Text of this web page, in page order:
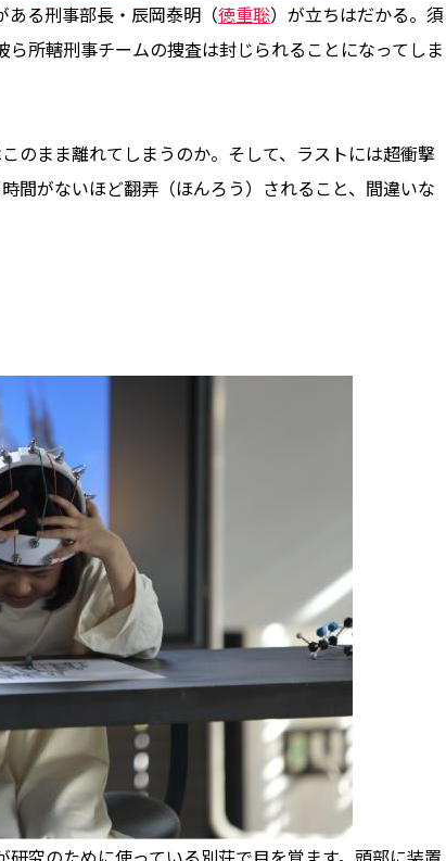
る刑事部長・辰岡泰明（徳重聡）が立ちはだかる。須
所轄刑事チームの捜査は封じられることになってしま
のまま離れてしまうのか。そして、ラストには超衝撃
間がないほど翻弄（ほんろう）されること、間違いな